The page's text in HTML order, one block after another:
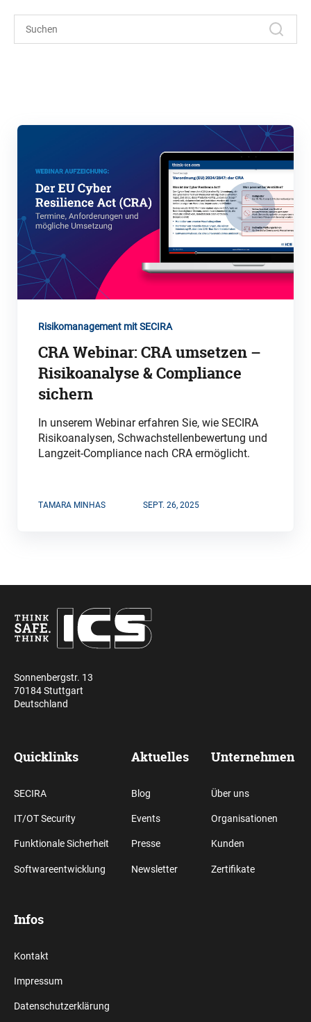
Risikomanagement mit SECIRA
CRA Webinar: CRA umsetzen –
Risikoanalyse & Compliance
sichern
In unserem Webinar erfahren Sie, wie SECIRA
Risikoanalysen, Schwachstellenbewertung und
Langzeit-Compliance nach CRA ermöglicht.
TAMARA MINHAS SEPT. 26, 2025
Sonnenbergstr. 13
70184 Stuttgart
Deutschland
Quicklinks
SECIRA
IT/OT Security
Funktionale Sicherheit
Softwareentwicklung
Aktuelles
Blog
Events
Presse
Newsletter
Unternehmen
Über uns
Organisationen
Kunden
Zertifikate
Infos
Kontakt
Impressum
Datenschutzerklärung